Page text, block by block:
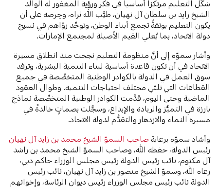
شكَّل التعليم مرتكزاً أساسياً في فكر ورؤية المغفور له الوالد
الشيخ زايد بن سلطان آل نهيان، طيَّب الله ثراه، وحِرصه على أن
يكون التعليم بوتقةً تجمع أبناء الوطن، وتوحِّد رؤاهم في نسيج
دولة الاتحاد، بما يُعلي القيم الأصيلة لمجتمع الإمارات.
وأشار سموّه إلى أنَّ منظومة التعليم نجحت منذ انطلاق مسيرة
الاتحاد في أن تكون قاعدة أساسية لبناء التنمية البشرية، وترفد
سوق العمل في الدولة بالكوادر الوطنية المتخصِّصة في جميع
القطاعات التي تلبّي مختلف احتياجات التنمية. وطوال العقود
الماضية وحتى اليوم، قدَّمت الكوادر الوطنية المتخصِّصة نماذج
بارزة في التميُّز والريادة والإبداع، وسجَّلت بصماتٍ خالدةً في
مسيرة النماء والازدهار والتقدُّم لدولة الاتحاد.
وأشاد سموّه برعاية صاحب السموّ الشيخ محمد بن زايد آل نهيان
رئيس الدولة، حفظه الله، وصاحب السموّ الشيخ محمد بن راشد
آل مكتوم، نائب رئيس الدولة رئيس مجلس الوزراء حاكم دبي،
رعاه الله، وسموّ الشيخ منصور بن زايد آل نهيان، نائب رئيس
الدولة نائب رئيس مجلس الوزراء رئيس ديوان الرئاسة، وإخوانهم